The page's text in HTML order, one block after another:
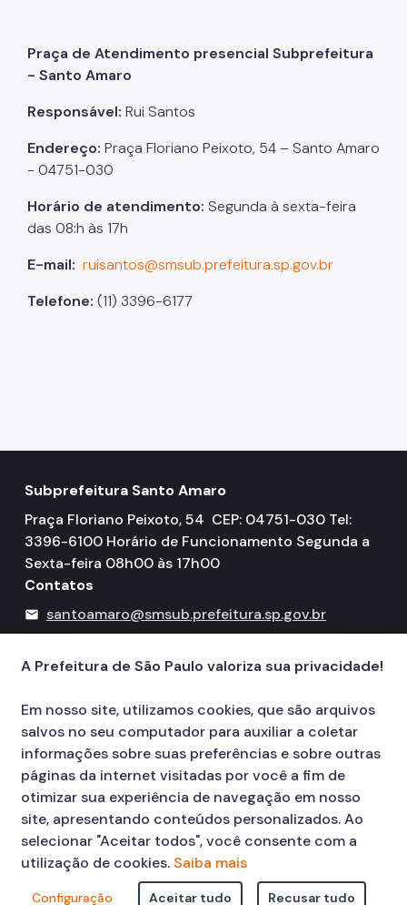
Praça de Atendimento presencial Subprefeitura
- Santo Amaro
Responsável: Rui Santos
Endereço: Praça Floriano Peixoto, 54 – Santo Amaro
- 04751-030
Horário de atendimento: Segunda à sexta-feira
das 08:h às 17h
E-mail: ruisantos@smsub.prefeitura.sp.gov.br
Telefone: (11) 3396-6177
Subprefeitura Santo Amaro
Praça Floriano Peixoto, 54 CEP: 04751-030 Tel:
3396-6100 Horário de Funcionamento Segunda a
Sexta-feira 08h00 às 17h00
Contatos
mail santoamaro@smsub.prefeitura.sp.gov.br
156
A Prefeitura de São Paulo valoriza sua privacidade!
Em nosso site, utilizamos cookies, que são arquivos
salvos no seu computador para auxiliar a coletar
informações sobre suas preferências e sobre outras
páginas da internet visitadas por você a fim de
otimizar sua experiência de navegação em nosso
site, apresentando conteúdos personalizados. Ao
selecionar "Aceitar todos", você consente com a
utilização de cookies. Saiba mais
Configuração Aceitar tudo Recusar tudo